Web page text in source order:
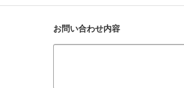
お問い合わせ内容